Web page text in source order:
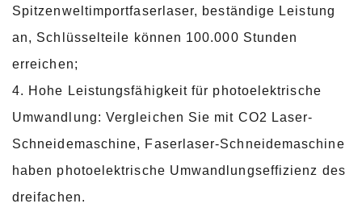
Spitzenweltimportfaserlaser, beständige Leistung
an, Schlüsselteile können 100.000 Stunden
erreichen;
4. Hohe Leistungsfähigkeit für photoelektrische
Umwandlung: Vergleichen Sie mit CO2 Laser-
Schneidemaschine, Faserlaser-Schneidemaschine
haben photoelektrische Umwandlungseffizienz des
dreifachen.